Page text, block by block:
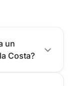
un
Costa?